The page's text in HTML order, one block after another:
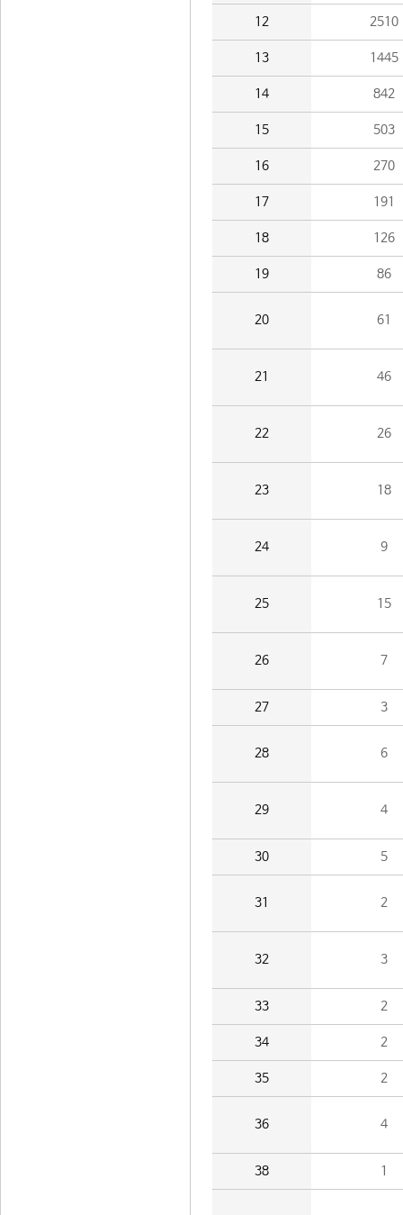
12 2510
13 1445
14 842
15 503
16 270
17 191
18 126
19 86
20 61
21 46
22 26
23 18
24 9
25 15
26 7
27 3
28 6
29 4
30 5
31 2
32 3
33 2
34 2
35 2
36 4
38 1